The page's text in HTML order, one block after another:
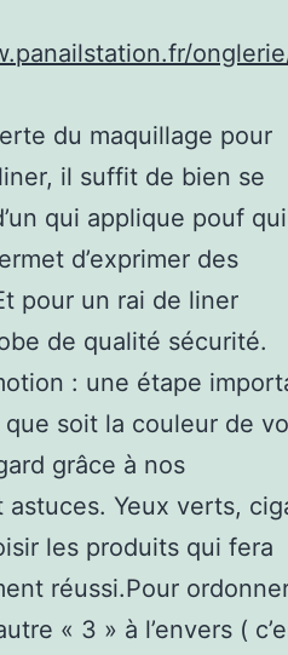
du maquillage pour
il suffit de bien se
qui applique pouf qui
d’exprimer des
pour un rai de liner
de qualité sécurité.
: une étape
soit la couleur de
grâce à nos
Yeux verts,
les produits qui fera
réussi.Pour
« 3 » à l’envers (